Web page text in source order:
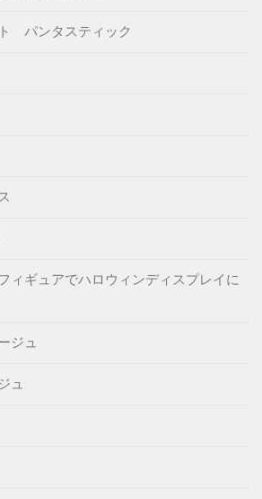
パンタスティック
ィギュアでハロウィンディスプレイに
ジュ
ュ